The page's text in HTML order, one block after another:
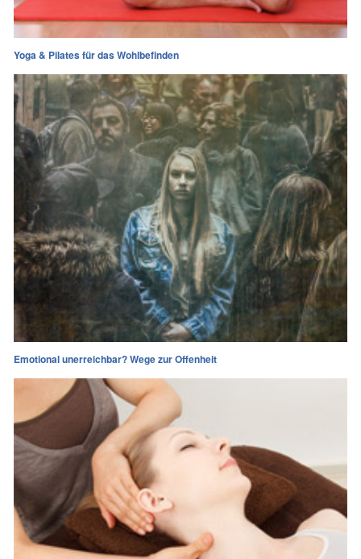
Yoga & Pilates für das Wohlbefinden
Emotional unerreichbar? Wege zur Offenheit